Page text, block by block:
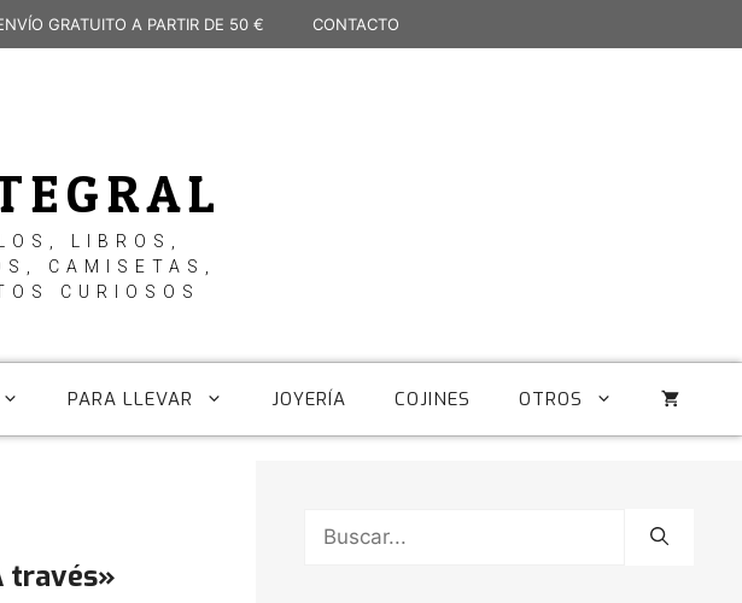
GRATUITO A PARTIR DE 50 € CONTACTO
LIBROS,
CAMISETAS,
CURIOSOS
PARA LLEVAR JOYERÍA COJINES OTROS
través»
Buscar: